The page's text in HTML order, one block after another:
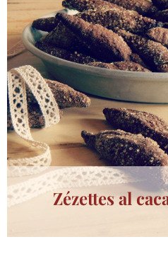
Zézettes al